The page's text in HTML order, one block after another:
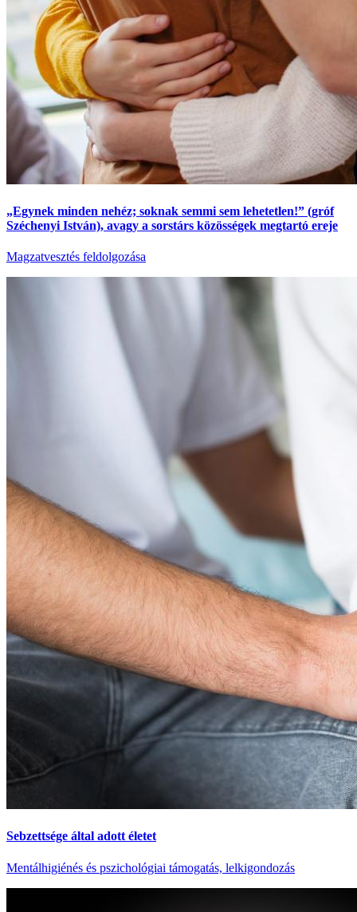
„Egynek minden nehéz; soknak semmi sem lehetetlen!” (gróf
Széchenyi István), avagy a sorstárs közösségek megtartó ereje
Magzatvesztés feldolgozása
Sebzettsége által adott életet
Mentálhigiénés és pszichológiai támogatás, lelkigondozás